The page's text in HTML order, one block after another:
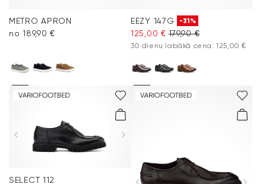
METRO APRON
no 189,90 €
EEZY 147G -31%
125,00 € 179,90 €
30 dienu labākā cena: 125,00 €
SELECT 112